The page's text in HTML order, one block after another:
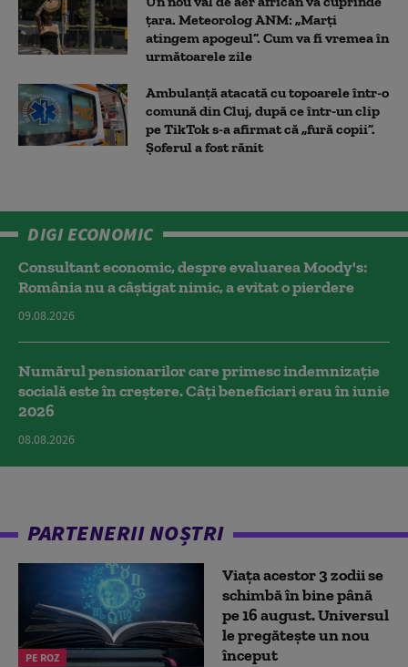
țara. Meteorolog ANM: „Marți
atingem apogeul”. Cum va fi vremea în
următoarele zile
Ambulanţă atacată cu topoarele într-o
comună din Cluj, după ce într-un clip
pe TikTok s-a afirmat că „fură copii”.
Șoferul a fost rănit
DIGI ECONOMIC
Consultant economic, despre evaluarea Moody's:
România nu a câştigat nimic, a evitat o pierdere
09.08.2026
Numărul pensionarilor care primesc indemnizaţie
socială este în creștere. Câți beneficiari erau în iunie
2026
08.08.2026
PARTENERII NOȘTRI
PE ROZ
Viața acestor 3 zodii se
schimbă în bine până
pe 16 august. Universul
le pregătește un nou
început